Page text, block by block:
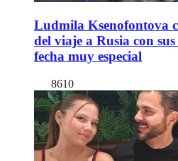
Ludmila Ksenofontova
del viaje a Rusia con
fecha muy especial
8610